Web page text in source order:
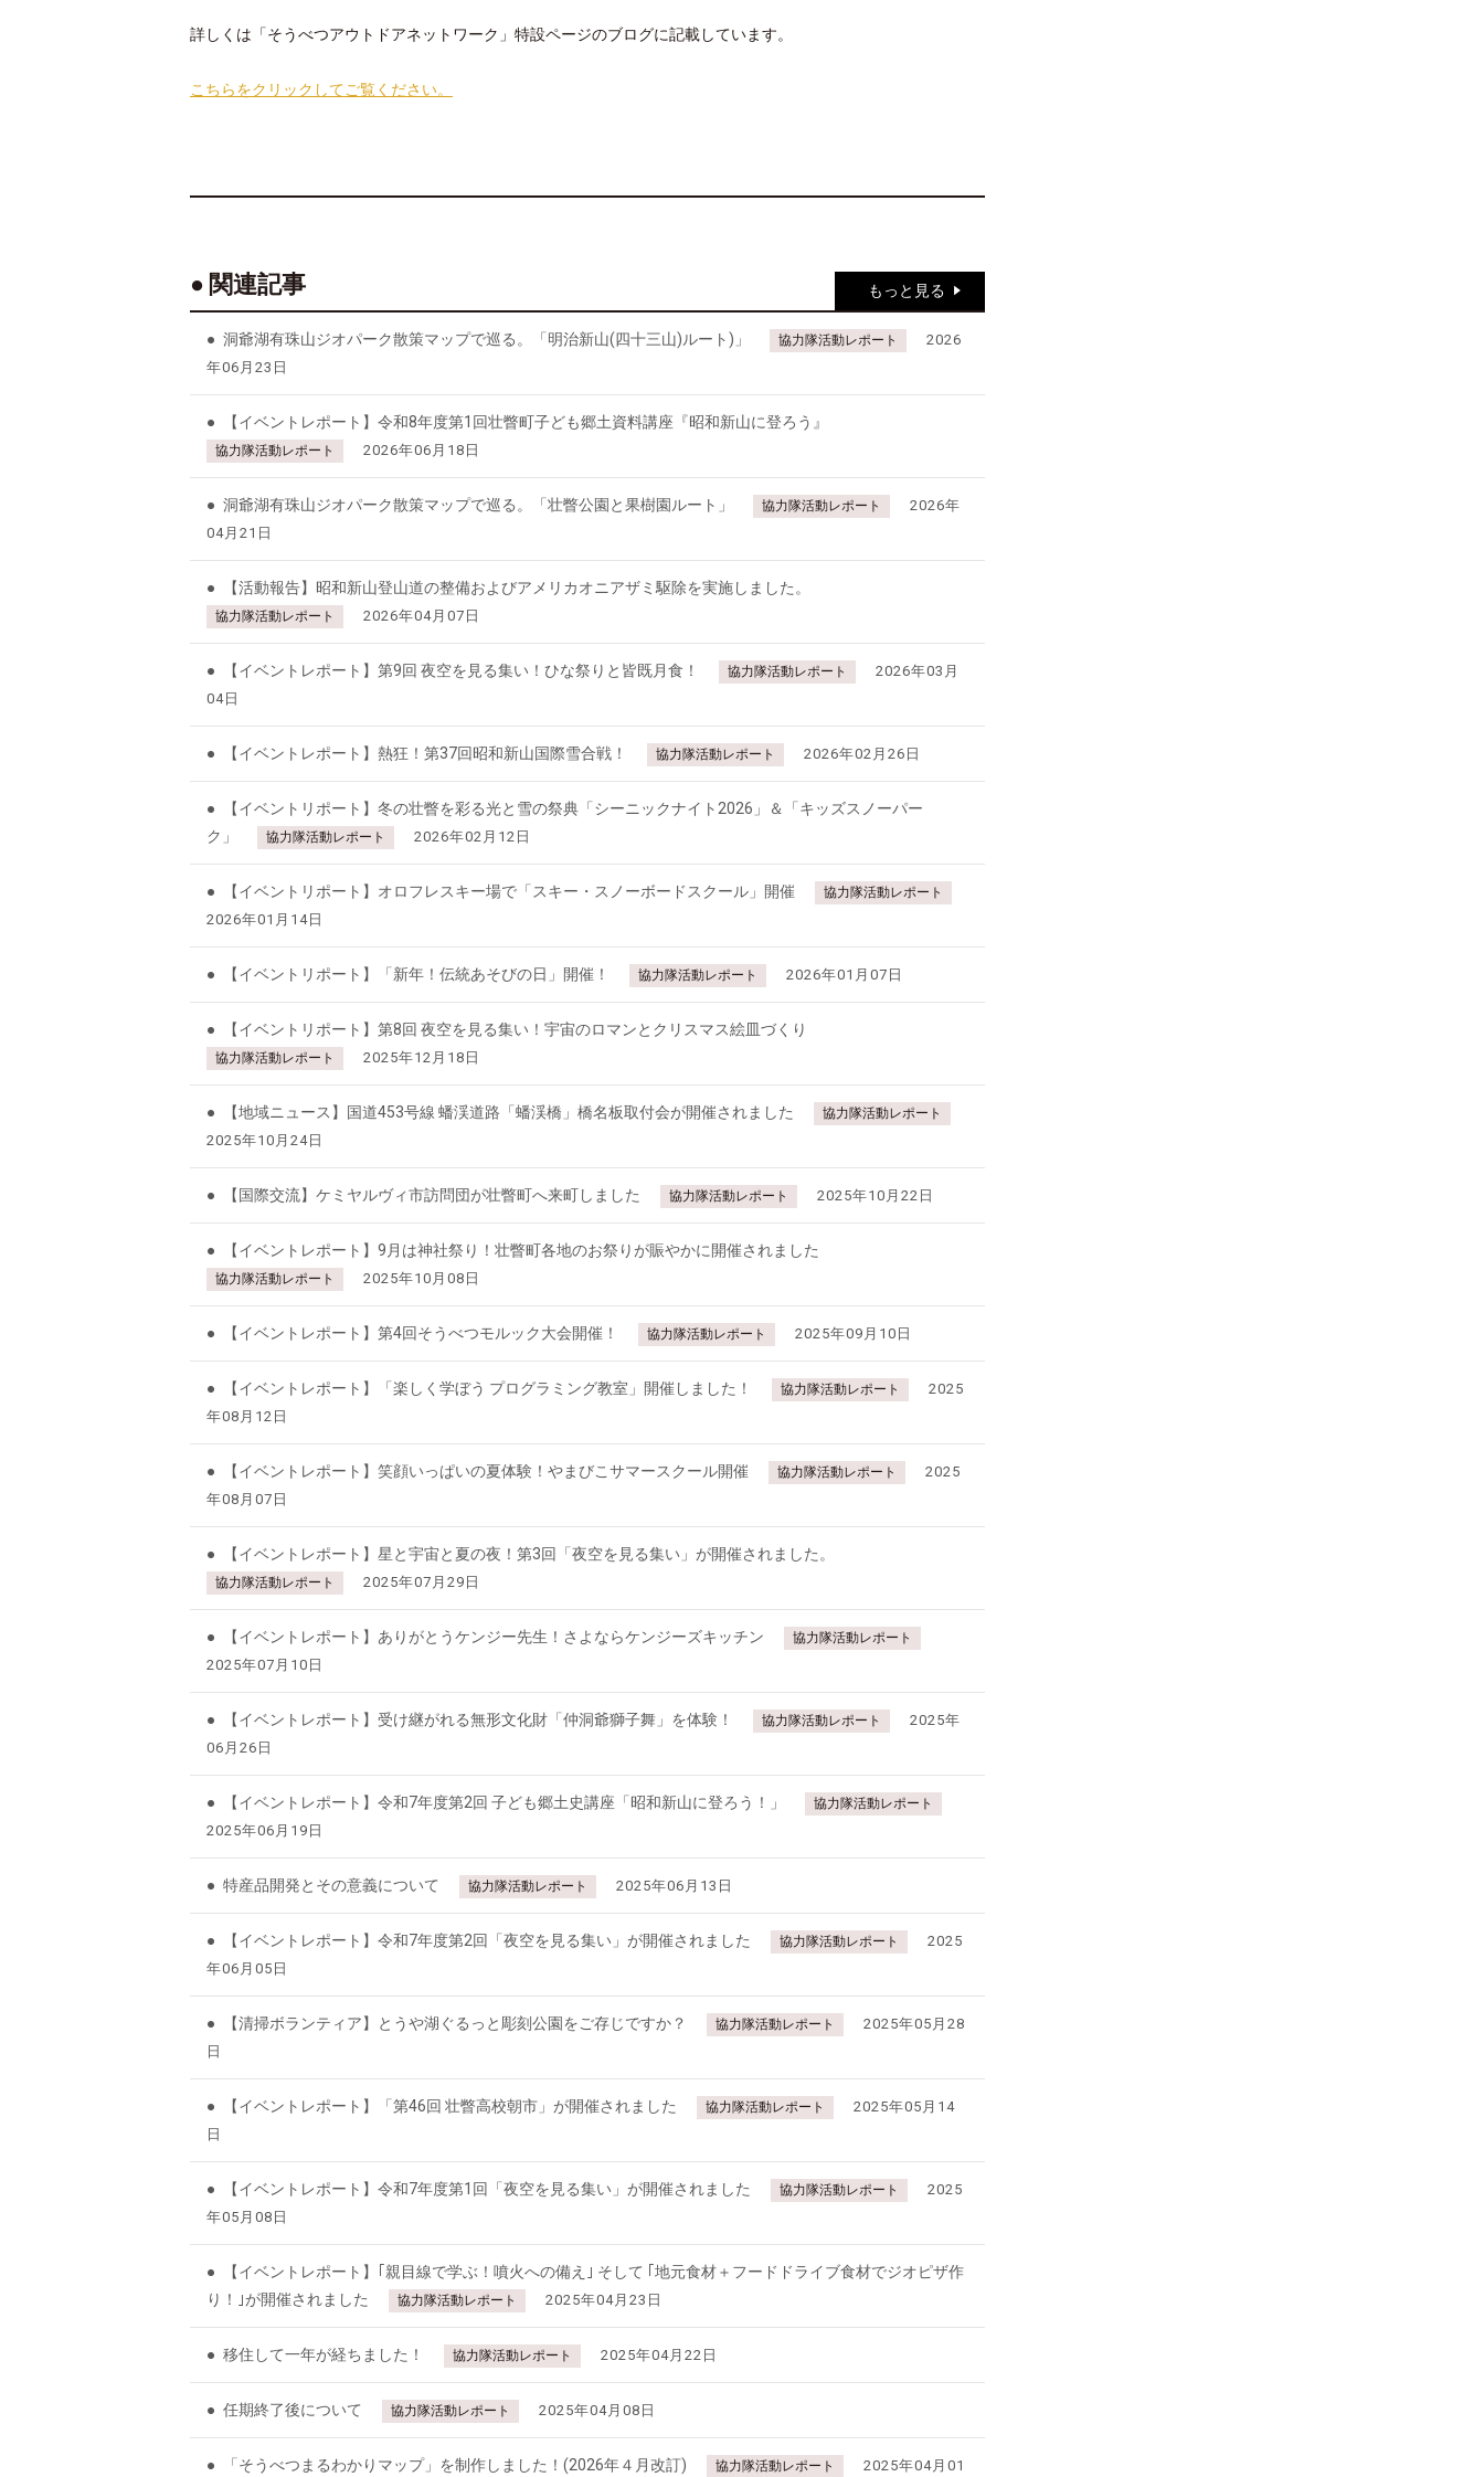
詳しくは「そうべつアウトドアネットワーク」特設ページのブログに記載しています。
こちらをクリックしてご覧ください。
関連記事 もっと見る
洞爺湖有珠山ジオパーク散策マップで巡る。「明治新山(四十三山)ルート)」 協力隊活動レポート
2026
年06月23日
【イベントレポート】令和8年度第1回壮瞥町子ども郷土資料講座『昭和新山に登ろう』
協力隊活動レポート 2026年06月18日
洞爺湖有珠山ジオパーク散策マップで巡る。「壮瞥公園と果樹園ルート」 協力隊活動レポート
2026年
04月21日
【活動報告】昭和新山登山道の整備およびアメリカオニアザミ駆除を実施しました。
協力隊活動レポート 2026年04月07日
【イベントレポート】第9回 夜空を見る集い！ひな祭りと皆既月食！ 協力隊活動レポート
2026年03月
04日
【イベントレポート】熱狂！第37回昭和新山国際雪合戦！ 協力隊活動レポート 2026年02月26日
【イベントリポート】冬の壮瞥を彩る光と雪の祭典「シーニックナイト2026」＆「キッズスノーパー
ク」
協力隊活動レポート 2026年02月12日
【イベントリポート】オロフレスキー場で「スキー・スノーボードスクール」開催 協力隊活動レポート
2026年01月14日
【イベントリポート】「新年！伝統あそびの日」開催！ 協力隊活動レポート 2026年01月07日
【イベントリポート】第8回 夜空を見る集い！宇宙のロマンとクリスマス絵皿づくり
協力隊活動レポート 2025年12月18日
【地域ニュース】国道453号線 蟠渓道路「蟠渓橋」橋名板取付会が開催されました 協力隊活動レポート
2025年10月24日
【国際交流】ケミヤルヴィ市訪問団が壮瞥町へ来町しました 協力隊活動レポート 2025年10月22日
【イベントレポート】9月は神社祭り！壮瞥町各地のお祭りが賑やかに開催されました
協力隊活動レポート 2025年10月08日
【イベントレポート】第4回そうべつモルック大会開催！ 協力隊活動レポート 2025年09月10日
【イベントレポート】「楽しく学ぼう プログラミング教室」開催しました！ 協力隊活動レポート
2025
年08月12日
【イベントレポート】笑顔いっぱいの夏体験！やまびこサマースクール開催 協力隊活動レポート
2025
年08月07日
【イベントレポート】星と宇宙と夏の夜！第3回「夜空を見る集い」が開催されました。
協力隊活動レポート 2025年07月29日
【イベントレポート】ありがとうケンジー先生！さよならケンジーズキッチン 協力隊活動レポート
2025年07月10日
【イベントレポート】受け継がれる無形文化財「仲洞爺獅子舞」を体験！ 協力隊活動レポート
2025年
06月26日
【イベントレポート】令和7年度第2回 子ども郷土史講座「昭和新山に登ろう！」 協力隊活動レポート
2025年06月19日
特産品開発とその意義について 協力隊活動レポート 2025年06月13日
【イベントレポート】令和7年度第2回「夜空を見る集い」が開催されました 協力隊活動レポート
2025
年06月05日
【清掃ボランティア】とうや湖ぐるっと彫刻公園をご存じですか？ 協力隊活動レポート
2025年05月28
日
【イベントレポート】「第46回 壮瞥高校朝市」が開催されました 協力隊活動レポート
2025年05月14
日
【イベントレポート】令和7年度第1回「夜空を見る集い」が開催されました 協力隊活動レポート
2025
年05月08日
【イベントレポート】｢親目線で学ぶ！噴火への備え｣ そして ｢地元食材＋フードドライブ食材でジオピザ作
り！｣が開催されました
協力隊活動レポート 2025年04月23日
移住して一年が経ちました！ 協力隊活動レポート 2025年04月22日
任期終了後について 協力隊活動レポート 2025年04月08日
「そうべつまるわかりマップ」を制作しました！(2026年４月改訂) 協力隊活動レポート 2025年04月01